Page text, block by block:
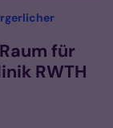
für
RWTH